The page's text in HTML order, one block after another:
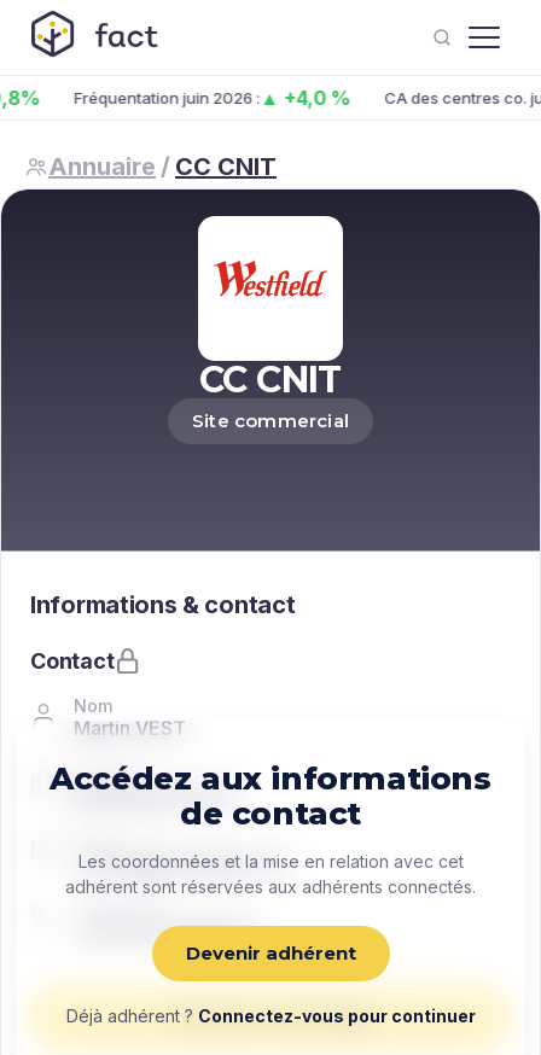
Fréquentation juin 2026 :▲ +4,0 % CA des centres co.
Annuaire / CC CNIT
CC CNIT
Site commercial
Informations & contact
Contact
Nom
Martin VEST
Fonction
Managing director
contact@exemple.com
+33 0 00 00 00 00
Envoyer un message
Accédez aux informations
de contact
Les coordonnées et la mise en relation avec cet
adhérent sont réservées aux adhérents connectés.
Devenir adhérent
Déjà adhérent ? Connectez-vous pour continuer